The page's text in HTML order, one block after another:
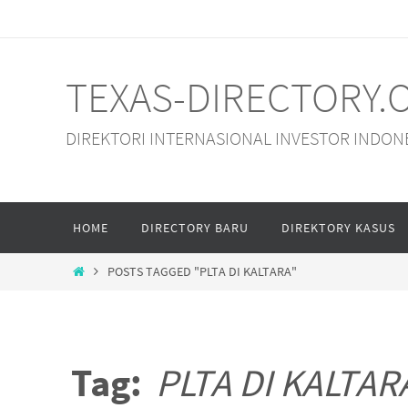
TEXAS-
DIREKTORI INTERNASIONAL INVESTOR
content
HOME DIRECTORY BARU DIREKTORY KASUS
HOMEPOSTS TAGGED "PLTA DI KALTARA"
Tag: PLTA DI